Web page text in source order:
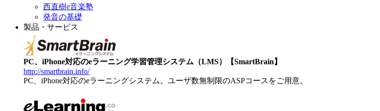
西直樹e音楽塾
発音の基礎
製品・サービス
PC、iPhone対応のeラーニング学習管理システム（LMS）【SmartBrain】
http://smartbrain.info/
PC、iPhone対応のeラーニングシステム。ユーザ数無制限のASPコースをご用意。